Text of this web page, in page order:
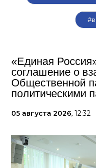
«Единая
соглашение о
Общественной
политическими
05 августа 2026, 12:32